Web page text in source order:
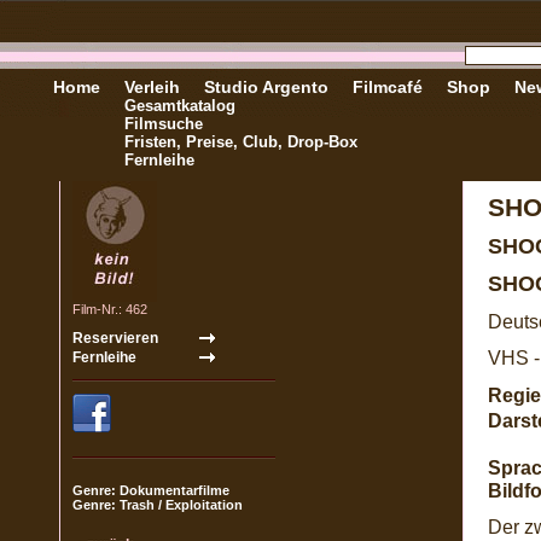
Home Verleih
Gesamtkatalog
Filmsuche
Fristen, Preise, Club, Drop-Box
Fernleihe
Studio Argento Filmcafé Shop
Film-Nr.: 462
Genre: Dokumentarfilme
Genre: Trash / Exploitation
VHS
Der